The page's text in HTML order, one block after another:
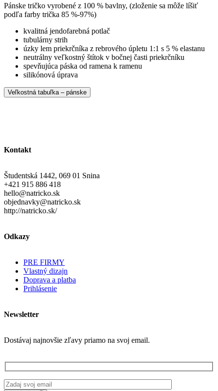
Pánske tričko vyrobené z 100 % bavlny, (zloženie sa môže líšiť
podľa farby trička 85 %-97%)
kvalitná jendofarebná potlač
tubulárny strih
úzky lem priekrčníka z rebrového úpletu 1:1 s 5 % elastanu
neutrálny veľkostný štítok v bočnej časti priekrčníku
spevňujúca páska od ramena k ramenu
silikónová úprava
Veľkostná tabuľka – pánske
Kontakt
Študentská 1442, 069 01 Snina
+421 915 886 418
hello@natricko.sk
objednavky@natricko.sk
http://natricko.sk/
Odkazy
PRE FIRMY
Vlastný dizajn
Doprava a platba
Prihlásenie
Newsletter
Dostávaj najnovšie zľavy priamo na svoj email.